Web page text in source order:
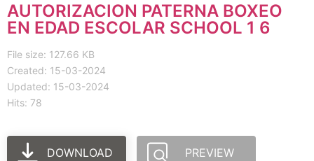
AUTORIZACION PATERNA BOXEO
EN EDAD ESCOLAR SCHOOL 1 6
File size: 127.66 KB
Created: 15-03-2024
Updated: 15-03-2024
Hits: 78
DOWNLOAD PREVIEW